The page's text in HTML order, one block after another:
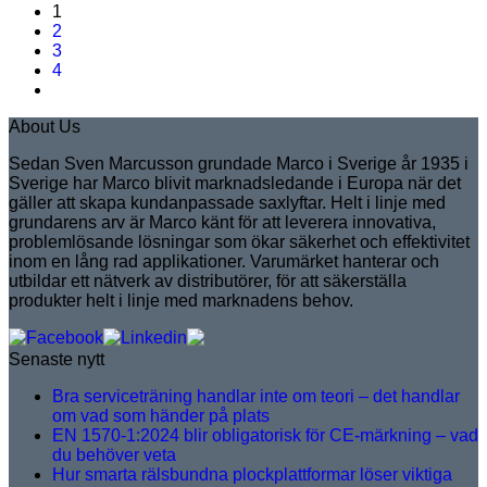
1
2
3
4
About Us
Sedan Sven Marcusson grundade Marco i Sverige år 1935 i
Sverige har Marco blivit marknadsledande i Europa när det
gäller att skapa kundanpassade saxlyftar. Helt i linje med
grundarens arv är Marco känt för att leverera innovativa,
problemlösande lösningar som ökar säkerhet och effektivitet
inom en lång rad applikationer. Varumärket hanterar och
utbildar ett nätverk av distributörer, för att säkerställa
produkter helt i linje med marknadens behov.
Senaste nytt
Bra serviceträning handlar inte om teori – det handlar
om vad som händer på plats
EN 1570-1:2024 blir obligatorisk för CE-märkning – vad
du behöver veta
Hur smarta rälsbundna plockplattformar löser viktiga